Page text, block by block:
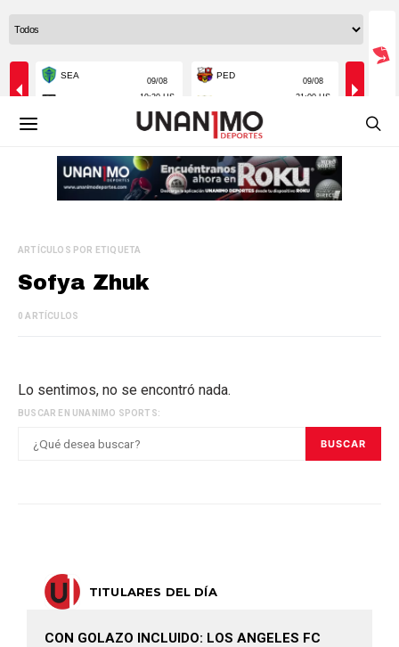
ARTÍCULOS POR ETIQUETA
Sofya Zhuk
0 ARTÍCULOS
Lo sentimos, no se encontró nada.
BUSCAR EN UNANIMO SPORTS:
BUSCAR
TITULARES DEL DÍA
CON GOLAZO INCLUIDO: LOS ANGELES FC